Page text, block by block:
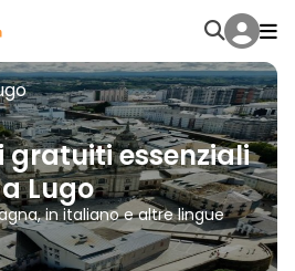
gratuiti essenziali
a Lugo
in italiano e altre lingue